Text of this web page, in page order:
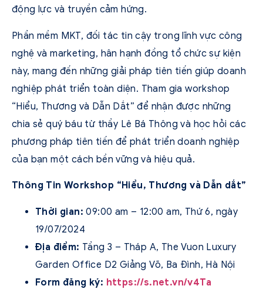
động lực và truyền cảm hứng.
Phần mềm MKT, đối tác tin cậy trong lĩnh vực công
nghệ và marketing, hân hạnh đồng tổ chức sự kiện
này, mang đến những giải pháp tiên tiến giúp doanh
nghiệp phát triển toàn diện. Tham gia workshop
“Hiểu, Thương và Dẫn Dắt” để nhận được những
chia sẻ quý báu từ thầy Lê Bá Thông và học hỏi các
phương pháp tiên tiến để phát triển doanh nghiệp
của bạn một cách bền vững và hiệu quả.
Thông Tin Workshop “Hiểu, Thương và Dẫn dắt”
Thời gian: 09:00 am – 12:00 am, Thứ 6, ngày
19/07/2024
Địa điểm: Tầng 3 – Tháp A, The Vuon Luxury
Garden Office D2 Giảng Võ, Ba Đình, Hà Nội
Form đăng ký: https://s.net.vn/v4Ta